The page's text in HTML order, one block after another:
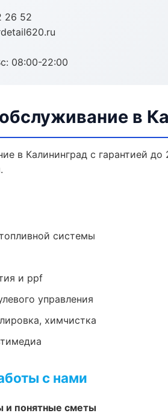
26 52
08:00-22:00
в
в Калининград с гарантией
системы
и ppf
управления
химчистка
с нами
и понятные сметы